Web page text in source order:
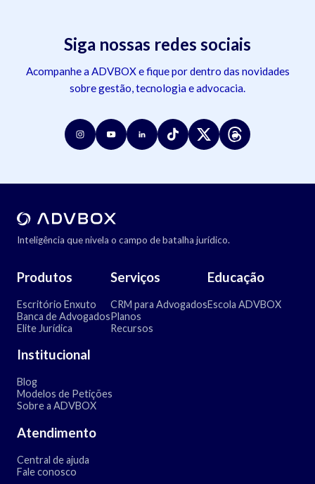
Siga nossas redes sociais
Acompanhe a ADVBOX e fique por dentro das novidades
sobre gestão, tecnologia e advocacia.
Inteligência que nivela o campo de batalha jurídico.
Produtos
Escritório Enxuto
Banca de Advogados
Elite Jurídica
Serviços
CRM para Advogados
Planos
Recursos
Educação
Escola ADVBOX
Institucional
Blog
Modelos de Petições
Sobre a ADVBOX
Atendimento
Central de ajuda
Fale conosco